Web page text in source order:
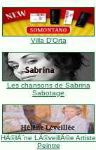
Villa D'Orta
Les chansons de Sabrina
Sabotage
HÃ©lÃ¨ne LÃ©veillÃ©e Artiste
Peintre